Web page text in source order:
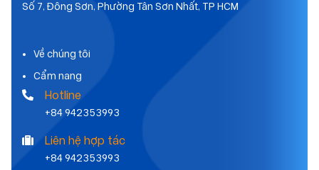
Số 7, Đông Sơn, Phường Tân Sơn Nhất, TP HCM
Về chúng tôi
Cẩm nang
Hotline
+84 942353993
Liên hệ hợp tác
+84 942353993